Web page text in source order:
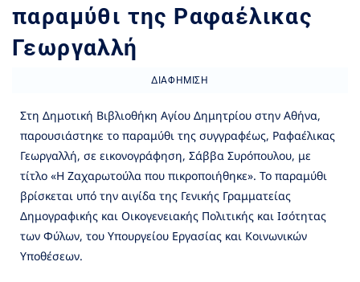
παραμύθι της Ραφαέλικας
Γεωργαλλή
ΔΙΑΦΉΜΙΣΗ
Στη Δημοτική Βιβλιοθήκη Αγίου Δημητρίου στην Αθήνα,
παρουσιάστηκε το παραμύθι της συγγραφέως, Ραφαέλικας
Γεωργαλλή, σε εικονογράφηση, Σάββα Συρόπουλου, με
τίτλο «Η Ζαχαρωτούλα που πικροποιήθηκε». Το παραμύθι
βρίσκεται υπό την αιγίδα της Γενικής Γραμματείας
Δημογραφικής και Οικογενειακής Πολιτικής και Ισότητας
των Φύλων, του Υπουργείου Εργασίας και Κοινωνικών
Υποθέσεων.